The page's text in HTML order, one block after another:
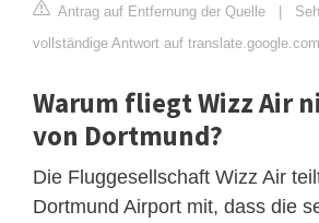
Antrag auf Entfernung der Quelle |
vollständige Antwort auf
Warum fliegt Wizz Air
von Dortmund?
Die Fluggesellschaft Wizz Air
Dortmund Airport mit, dass die